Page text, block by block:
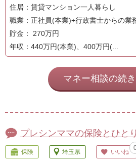
住居：賃貸マンション一人暮らし
職業：正社員(本業)+行政書士からの業
貯金： 270万円
年収：440万円(本業)、400万円(...
マネー相談の続
プレシンママの保険とひと
保険 埼玉県 いいね